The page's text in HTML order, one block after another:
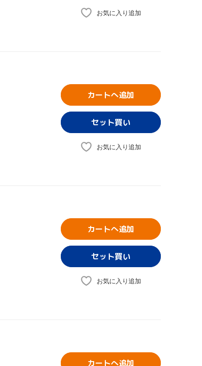
お気に入り追加
カートへ追加
お気に入り追加
カートへ追加
お気に入り追加
カートへ追加